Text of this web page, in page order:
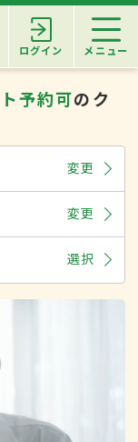
ログイン メニュー
予約可のク
変更
変更
選択